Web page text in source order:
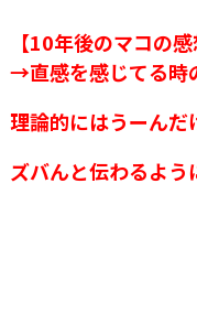
【10年後のマコの感
→直感を感じてる時
理論的にはうーんだ
ズバんと伝わるよ